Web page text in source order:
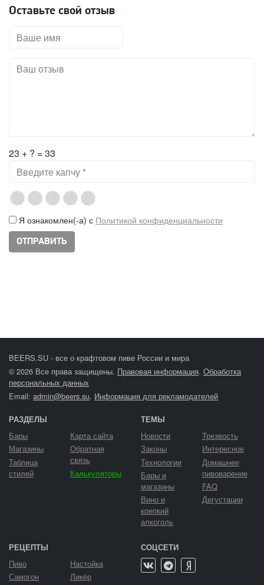
Оставьте свой отзыв
23 + ? = 33
Я ознакомлен(-а) с Политикой конфиденциальности
BEERS.SU - все о крафтовом пиве России и мира
© 2026 Все права защищены. Правовая информация. Обработка
персональных данных
Email: admin@beers.su. Информация для рекламодателей
РАЗДЕЛЫ
Бары
Магазины
Таблица
стилей
Карта сайта
Обратная
связь
Калькуляторы
ТЕМЫ
Новости
Законы
Технологии
Бары и
магазины
Вино и
крепкий
алкоголь
Трезвость
Интересное
Домашнее
пивоварение
FAQ
Дегустации
РЕЦЕПТЫ
Пиво
Самогон
Настойка
Ликёр
СОЦСЕТИ